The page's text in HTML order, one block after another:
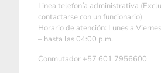
Linea telefonía administrativa
contactarse con un funcionario)
Horario de atención: Lunes a
– hasta las 04:00 p.m.
Conmutador +57 601 7956600